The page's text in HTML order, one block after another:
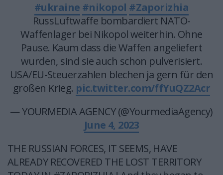
#ukraine #nikopol #Zaporizhia
RussLuftwaffe bombardiert NATO-
Waffenlager bei Nikopol weiterhin. Ohne
Pause. Kaum dass die Waffen angeliefert
wurden, sind sie auch schon pulverisiert.
USA/EU-Steuerzahlen blechen ja gern für den
großen Krieg. pic.twitter.com/ffYuQZ2Acr
— YOURMEDIA AGENCY (@YourmediaAgency)
June 4, 2023
THE RUSSIAN FORCES, IT SEEMS, HAVE
ALREADY RECOVERED THE LOST TERRITORY